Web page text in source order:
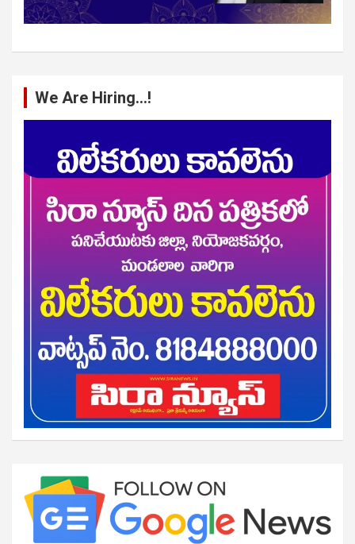
We Are Hiring…!